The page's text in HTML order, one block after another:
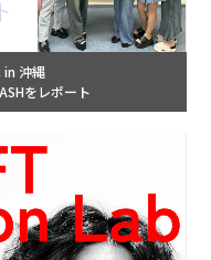
in 沖縄
をレポート